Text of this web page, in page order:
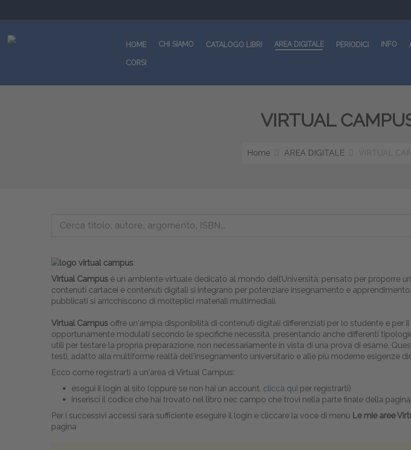
HOME CHI SIAMO CATALOGO LIBRI AREA DIGITALE PERIODICI INFO
CORSI
VIRTUAL
Home AREA DIGITALE VIRTUAL
Virtual Campus è un ambiente virtuale dedicato al mondo dell’Università, pensato per proporre
contenuti cartacei e contenuti digitali si integrano per potenziare insegnamento e apprendimento.
pubblicati si arricchiscono di molteplici materiali multimediali.
Virtual Campus offre un'ampia disponibilità di contenuti digitali differenziati per lo studente e
opportunamente modulati secondo le specifiche necessità, presentando anche differenti
utili per testare la propria preparazione, non necessariamente in vista di una prova di esame.
testi, adatto alla multiforme realtà dell'insegnamento universitario e alle più moderne esigenze
Ecco come registrarti a un'area di Virtual Campus:
esegui il login al sito (oppure se non hai un account, clicca qui per registrarti)
inserisci il codice che hai trovato nel libro nec campo che trovi nella parte finale della
Per i successivi accessi sarà sufficiente eseguire il login e cliccare la voce di menù Le mie aree
pagina